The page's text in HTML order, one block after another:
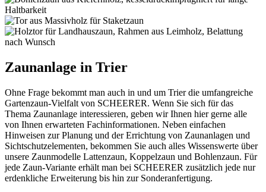
Zaunanlage in Trier
Ohne Frage bekommt man auch in und um Trier die umfangreiche
Gartenzaun-Vielfalt von SCHEERER. Wenn Sie sich für das
Thema Zaunanlage interessieren, geben wir Ihnen hier gerne alle
von Ihnen erwarteten Fachinformationen. Neben einfachen
Hinweisen zur Planung und der Errichtung von Zaunanlagen und
Sichtschutzelementen, bekommen Sie auch alles Wissenswerte über
unsere Zaunmodelle Lattenzaun, Koppelzaun und Bohlenzaun. Für
jede Zaun-Variante erhält man bei SCHEERER zusätzlich jede nur
erdenkliche Erweiterung bis hin zur Sonderanfertigung.